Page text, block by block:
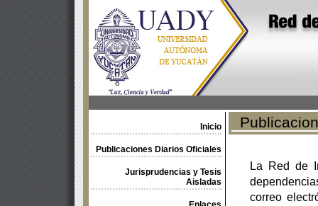
Inicio
Publicaciones Diarios Oficiales
Jurisprudencias y Tesis
Aisladas
La Red de
correo